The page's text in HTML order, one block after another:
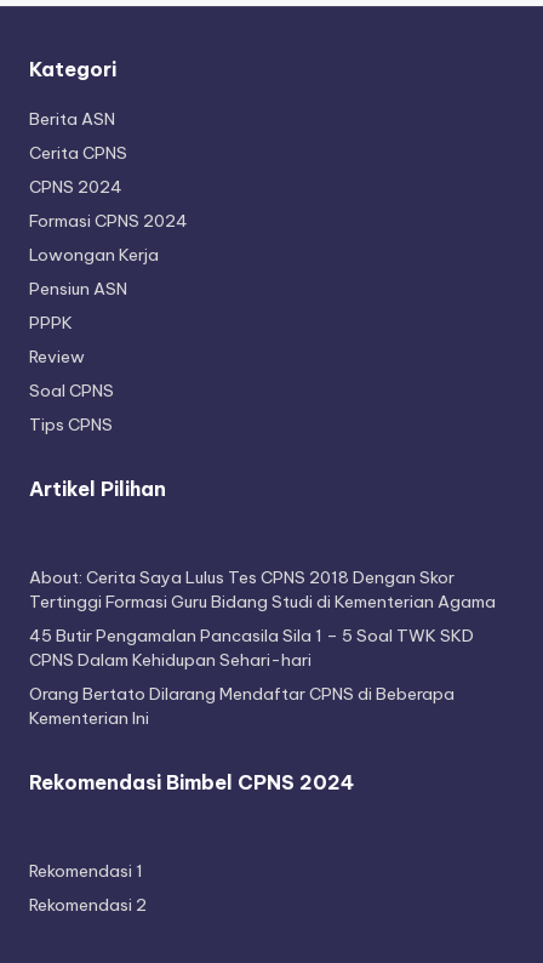
Kategori
Berita ASN
Cerita CPNS
CPNS 2024
Formasi CPNS 2024
Lowongan Kerja
Pensiun ASN
PPPK
Review
Soal CPNS
Tips CPNS
Artikel Pilihan
About: Cerita Saya Lulus Tes CPNS 2018 Dengan Skor
Tertinggi Formasi Guru Bidang Studi di Kementerian Agama
45 Butir Pengamalan Pancasila Sila 1 – 5 Soal TWK SKD
CPNS Dalam Kehidupan Sehari-hari
Orang Bertato Dilarang Mendaftar CPNS di Beberapa
Kementerian Ini
Rekomendasi Bimbel CPNS 2024
Rekomendasi 1
Rekomendasi 2